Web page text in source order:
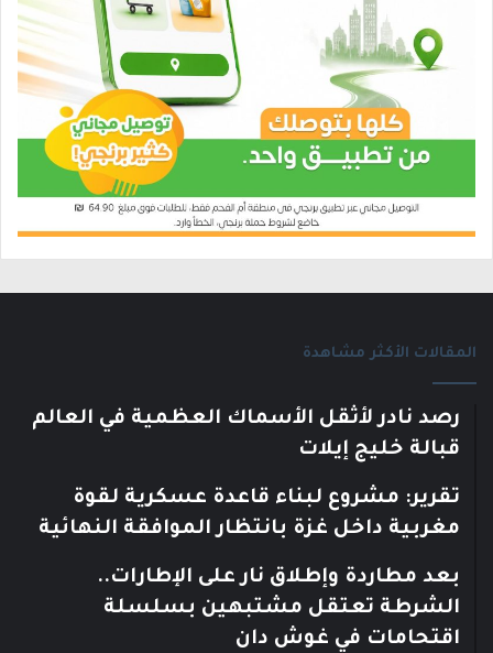
المقالات الأكثر مشاهدة
رصد نادر لأثقل الأسماك العظمية في العالم
قبالة خليج إيلات
تقرير: مشروع لبناء قاعدة عسكرية لقوة
مغربية داخل غزة بانتظار الموافقة النهائية
بعد مطاردة وإطلاق نار على الإطارات..
الشرطة تعتقل مشتبهين بسلسلة
اقتحامات في غوش دان